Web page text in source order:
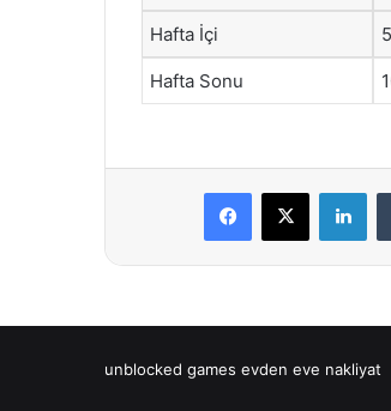
Hafta İçi
Hafta Sonu
Facebook
X
unblocked games evden eve nakliyat